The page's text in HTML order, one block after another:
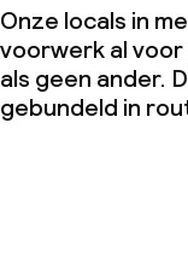
Onze locals in
voorwerk al
als geen ander.
gebundeld in